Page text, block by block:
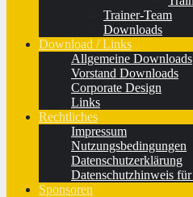
Trainer-Team
Downloads
Download / Links
Allgemeine Downloads
Vorstand Downloads
Corporate Design
Links
Rechtliches
Impressum
Nutzungsbedingungen
Datenschutzerklärung
Datenschutzhinweis
Sponsoren